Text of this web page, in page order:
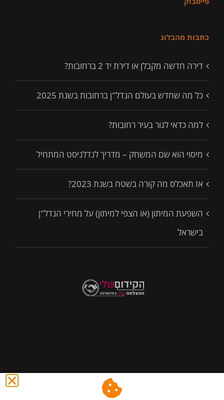
כתבות מהבלוג
דירה חדשה מקבלן או דירת יד 2 ברחובות?
כל מה שחדש בעולם הנדל"ן ברחובות בשנת 2025
למה כדאי לגור בעיר רחובות?
מיסוי הוא שם המשחק – מדריך לנדלניסט המתחיל
אז תאכלס מה קורה בשטח בשנת 2023?
השפעת המיתון (או הצפי למיתון) על מחירי הנדל"ן
בישראל
@ כול הזכויות שמורות לסיני נכסים - השקעות,שיווק נדל"ן ונכסים